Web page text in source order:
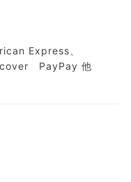
Express、
PayPay 他